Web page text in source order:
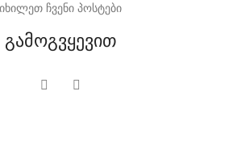
იხილეთ ჩვენი პოსტები
გამოგვყევით